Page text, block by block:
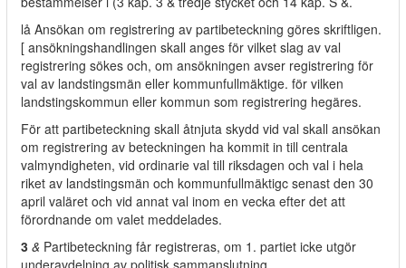
lå Ansökan om registrering av partibeteckning göres skriftligen.
[ ansökningshandlingen skall anges för vilket slag av val
registrering sökes och, om ansökningen avser registrering för
val av landstingsmän eller kommunfullmäktige. för vilken
landstingskommun eller kommun som registrering hegäres.
För att partibeteckning skall åtnjuta skydd vid val skall ansökan
om registrering av beteckningen ha kommit in till centrala
valmyndigheten, vid ordinarie val till riksdagen och val i hela
riket av landstingsmän och kommunfullmäktigc senast den 30
april valäret och vid annat val inom en vecka efter det att
förordnande om valet meddelades.
3 & Partibeteckning får registreras, om 1. partiet icke utgör
underavdelning av politisk sammanslutning.